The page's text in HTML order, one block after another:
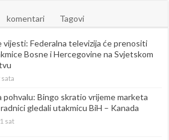
komentari Tagovi
vijesti: Federalna televizija će prenositi
Bosne i Hercegovine na Svjetskom
sata
pohvalu: Bingo skratio vrijeme marketa
gledali utakmicu BiH – Kanada
sat